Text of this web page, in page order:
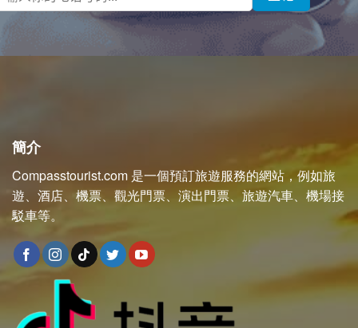
簡介
Compasstourist.com 是一個預訂旅遊服務的網站，例如旅
遊、酒店、機票、觀光門票、演出門票、旅遊汽車、機場接
駁車等。